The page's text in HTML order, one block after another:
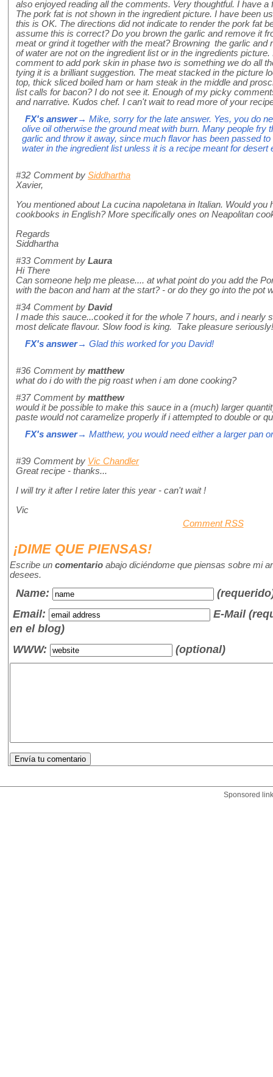
also enjoyed reading all the comments. Very thoughtful. I have
The pork fat is not shown in the ingredient picture. I have been
this is OK. The directions did not indicate to render the pork fat
assume this is correct? Do you brown the garlic and remove it
meat or grind it together with the meat? Browning the garlic and
of water are not on the ingredient list or in the ingredients
comment to add pork skin in phase two is something we do all
tying it is a brilliant suggestion. The meat stacked in the picture
top, thick sliced boiled ham or ham steak in the middle and
list calls for bacon? I do not see it. Enough of my picky
and narrative. Kudos chef. I can't wait to read more of your
FX's answer→ Mike, sorry for the late answer. Yes, you do
olive oil otherwise the ground meat with burn. Many people fry
garlic and throw it away, since much flavor has been passed
water in the ingredient list unless it is a recipe meant for desert
#32 Comment by Siddhartha
Xavier,
You mentioned about La cucina napoletana in Italian. Would
cookbooks in English? More specifically ones on Neapolitan
Regards
Siddhartha
#33 Comment by Laura
Hi There
Can someone help me please.... at what point do you add the
with the bacon and ham at the start? - or do they go into the pot
#34 Comment by David
I made this sauce...cooked it for the whole 7 hours, and i nearly
most delicate flavour. Slow food is king. Take pleasure
FX's answer→ Glad this worked for you David!
#36 Comment by matthew
what do i do with the pig roast when i am done cooking?
#37 Comment by matthew
would it be possible to make this sauce in a (much) larger
paste would not caramelize properly if i attempted to double or
FX's answer→ Matthew, you would need either a larger pan
#39 Comment by Vic Chandler
Great recipe - thanks...
I will try it after I retire later this year - can't wait !
Vic
Comment RSS
¡DIME QUE PIENSAS!
Escribe un comentario abajo diciéndome que piensas sobre mi
desees.
Name:
Email:
E-Mail
en el blog)
WWW:
(optional)
Sponsored